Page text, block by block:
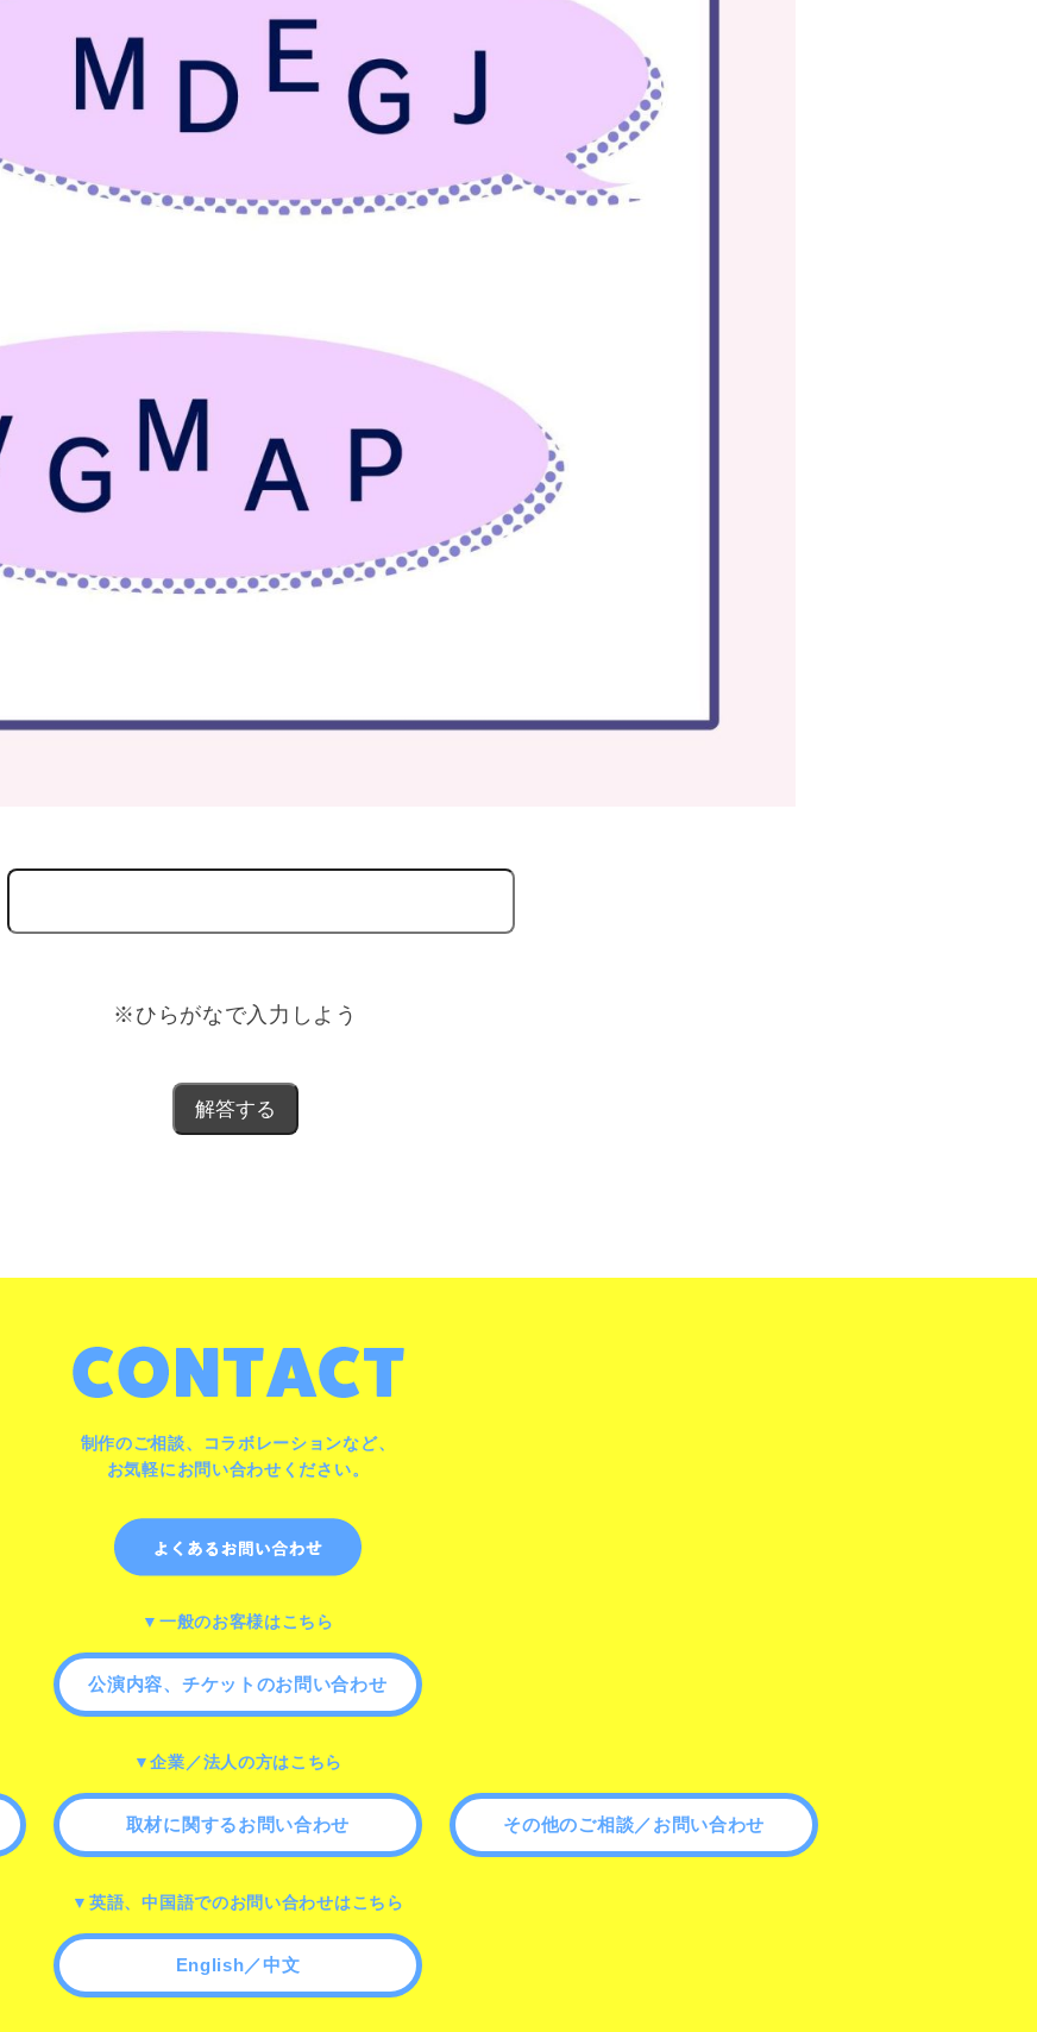
※ひらがなで入力しよう
制作のご相談、コラボレーションなど、
お気軽にお問い合わせください。
▼一般のお客様はこちら
公演内容、チケットのお問い合わせ
▼企業／法人の方はこちら
取材に関するお問い合わせ その他のご相談／お問い合わせ
▼英語、中国語でのお問い合わせはこちら
English／中文